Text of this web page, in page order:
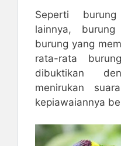
Seperti
lainnya,
burung yang
rata-rata
dibuktikan
menirukan
kepiawaiannya